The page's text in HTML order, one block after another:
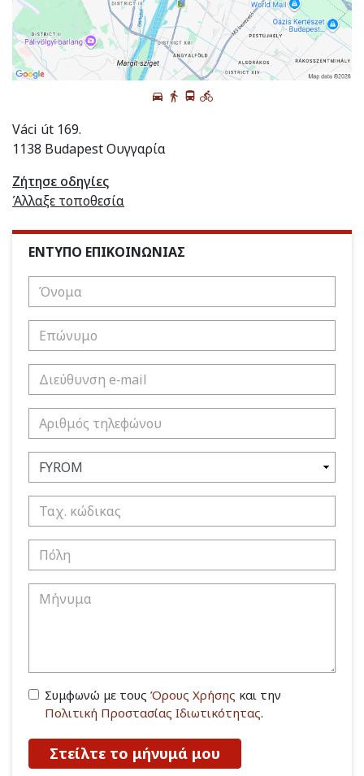
Váci út 169.
1138 Budapest Ουγγαρία
Ζήτησε οδηγίες
Άλλαξε τοποθεσία
ΕΝΤΥΠΟ ΕΠΙΚΟΙΝΩΝΙΑΣ
Συμφωνώ με τους Όρους Χρήσης και την
Πολιτική Προστασίας Ιδιωτικότητας.
Στείλτε το μήνυμά μου